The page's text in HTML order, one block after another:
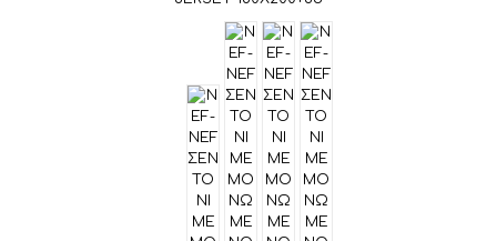
έχει
πολλαπλές
παραλλαγές.
Οι
επιλογές
μπορούν
να
επιλεγούν
στη
σελίδα
του